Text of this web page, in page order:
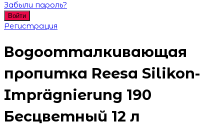
Забыли пароль?
Войти
Регистрация
Водоотталкивающая
пропитка Reesa Silikon-
Imprägnierung 190
Бесцветный 12 л